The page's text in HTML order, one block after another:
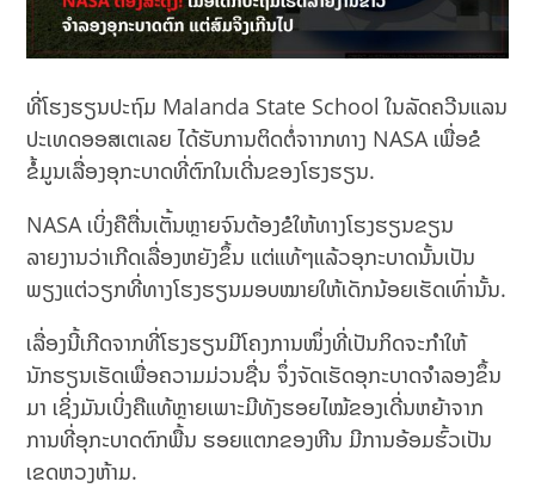
ທີ່ໂຮງຮຽນປະຖົມ Malanda State School ໃນລັດຄວີນແລນ
ປະເທດອອສເຕເລຍ ໄດ້ຮັບການຕິດຕໍ່ຈາາກທາງ NASA ເພື່ອຂໍ
ຂໍ້ມູນເລື່ອງອຸກະບາດທີ່ຕົກໃນເດີ່ນຂອງໂຮງຮຽນ.
NASA ເບິ່ງຄືຕື່ນເຕັ້ນຫຼາຍຈົນຕ້ອງຂໍໃຫ້ທາງໂຮງຮຽນຂຽນ
ລາຍງານວ່າເກີດເລື່ອງຫຍັງຂຶ້ນ ແຕ່ແທ້ໆແລ້ວອຸກະບາດນັ້ນເປັນ
ພຽງແຕ່ວຽກທີ່ທາງໂຮງຮຽນມອບໝາຍໃຫ້ເດັກນ້ອຍເຮັດເທົ່ານັ້ນ.
ເລື່ອງນີ້ເກີດຈາກທີ່ໂຮງຮຽນມີໂຄງການໜຶ່ງທີ່ເປັນກິດຈະກຳໃຫ້
ນັກຮຽນເຮັດເພື່ອຄວາມມ່ວນຊື່ນ ຈຶ່ງຈັດເຮັດອຸກະບາດຈຳລອງຂຶ້ນ
ມາ ເຊິ່ງມັນເບິ່ງຄືແທ້ຫຼາຍເພາະມີທັງຮອຍໄໝ້ຂອງເດີ່ນຫຍ້າຈາກ
ການທີ່ອຸກະບາດຕົກພື້ນ ຮອຍແຕກຂອງຫີນ ມີການອ້ອມຮົ້ວເປັນ
ເຂດຫວງຫ້າມ.